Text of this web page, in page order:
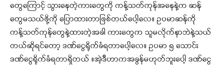
တွေကြောင့် သွားနေတဲ့ကားတွေကို ကန့်သတ်ကုန်အနေနဲ့က ဆန်
တွေမသယ်ဖို့ကို ပြောထားတာဖြစ်တယ်ပေါ့လေ။ ဥပမာဆန်ကို
ကန့်သတ်ကုန်တွေနဲ့ထားတဲ့အခါ ကားတွေက သူမလိုက်နာဘဲနဲ့သယ်
တယ်ဆိုရင်တော့ ဒဏ်ငွေရိုက်ခံရတာပေါ့လေ။ ဥပမာ ၅ သောင်း
ဒဏ်ငွေရိုက်ခံရတာရှိတယ် ။အဲ့ဒီဟာကအခွန်မဟုတ်ဘူးပေါ့ ဒဏ်ငွေ